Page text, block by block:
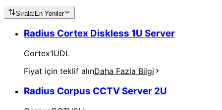
Sırala:En Yeniler
Radius Cortex Diskless 1U Server
Cortex1UDL
Fiyat için teklif alınDaha Fazla Bilgi
Radius Corpus CCTV Server 2U